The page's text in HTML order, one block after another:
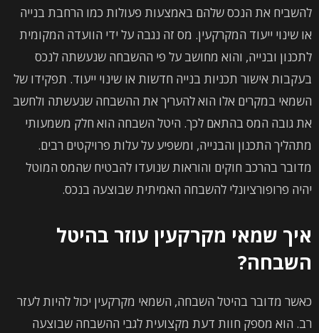
להשביח את הנכס שלהם באמצעות פעולות כמו הרחבת בנייה
או שינוי ייעוד המקרקעין. מס זה נגבה על ידי הוועדה המקומית
לתכנון ובנייה, והוא מחושב על פי ההשבחה שנעשתה לנכס
בעקבות אישור תכניות בנייה חדשות או שינוי ייעוד. תפקידו של
השמאי במקרים אלו הוא להעריך את ההשבחה שנעשתה ולחשב
את גובה המס בהתאם לכך. היטל השבחה הוא חלק משמעותי
מתהליך התכנון והבנייה, ומשפיע על עלות פרויקטים רבים.
מדובר בהרכב חוקים והוראות שנועדו להבטיח שהמס המוטל
יהיה פרופורציונלי להשבחה האמיתית שבוצעה בנכס.
איך שמאי מקרקעין עוזר בהיטל
השבחה?
כאשר מדובר בהיטל השבחה, השמאי מקרקעין יכול להיות לעזר
רב. הוא מספק חוות דעת מקצועית לגבי ההשבחה שבוצעה